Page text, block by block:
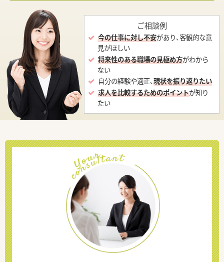
ご相談例
今の仕事に対し不安があり、客観的な意
見がほしい
将来性のある職場の見極め方がわから
ない
自分の経験や適正、現状を振り返りたい
求人を比較するためのポイントが知り
たい